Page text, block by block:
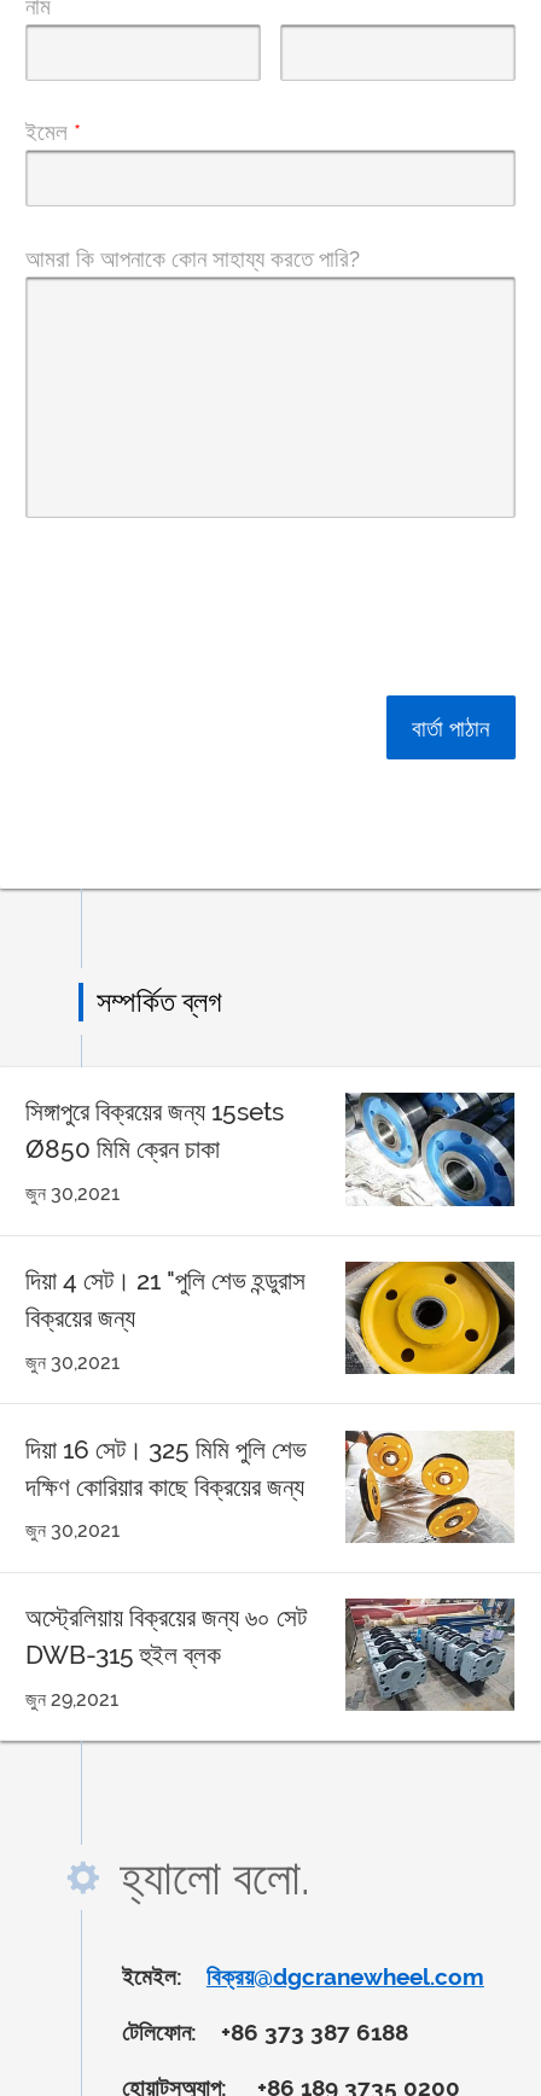
নাম
ইমেল *
আমরা কি আপনাকে কোন সাহায্য করতে পারি?
বার্তা পাঠান
সম্পর্কিত ব্লগ
সিঙ্গাপুরে বিক্রয়ের জন্য 15sets
Ø850 মিমি ক্রেন চাকা
জুন 30,2021
দিয়া 4 সেট। 21 "পুলি শেভ হন্ডুরাস
বিক্রয়ের জন্য
জুন 30,2021
দিয়া 16 সেট। 325 মিমি পুলি শেভ
দক্ষিণ কোরিয়ার কাছে বিক্রয়ের জন্য
জুন 30,2021
অস্ট্রেলিয়ায় বিক্রয়ের জন্য ৬০ সেট
DWB-315 হুইল ব্লক
জুন 29,2021
হ্যালো বলো.
ইমেইল: বিক্রয়@dgcranewheel.com
টেলিফোন: +86 373 387 6188
হোয়াটসঅ্যাপ: +86 189 3735 0200